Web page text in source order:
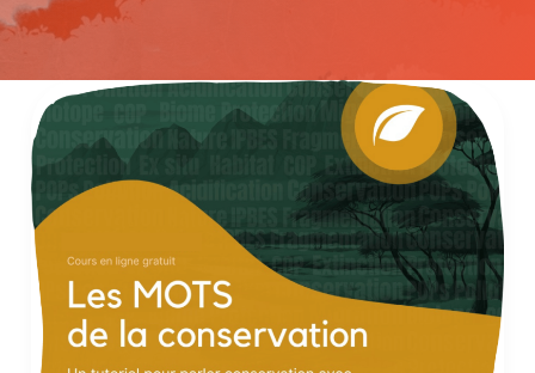
Lancement
tutoriel
« Les
de
conservation »